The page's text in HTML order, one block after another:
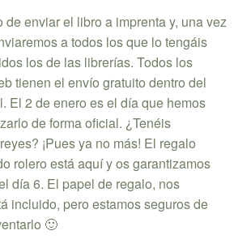
de enviar el libro a imprenta y, una vez
a todos los que lo tengáis
los de las librerías. Todos los
tienen el envío gratuito dentro del
El 2 de enero es el día que hemos
de forma oficial. ¿Tenéis
¡Pues ya no más! El regalo
rolero está aquí y os garantizamos
día 6. El papel de regalo, nos
incluido, pero estamos seguros de
🙂